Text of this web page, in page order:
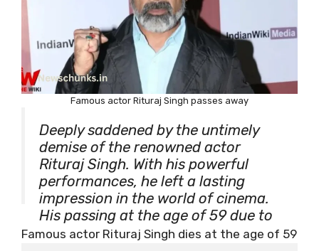
Famous actor Rituraj Singh passes away
Deeply saddened by the untimely
demise of the renowned actor
Rituraj Singh. With his powerful
performances, he left a lasting
impression in the world of cinema.
His passing at the age of 59 due to
a cardiac arrest is a great loss to
Famous actor Rituraj Singh dies at the age of 59